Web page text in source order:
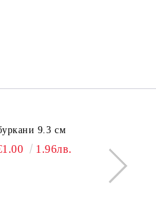
9.3 см
1.96лв.